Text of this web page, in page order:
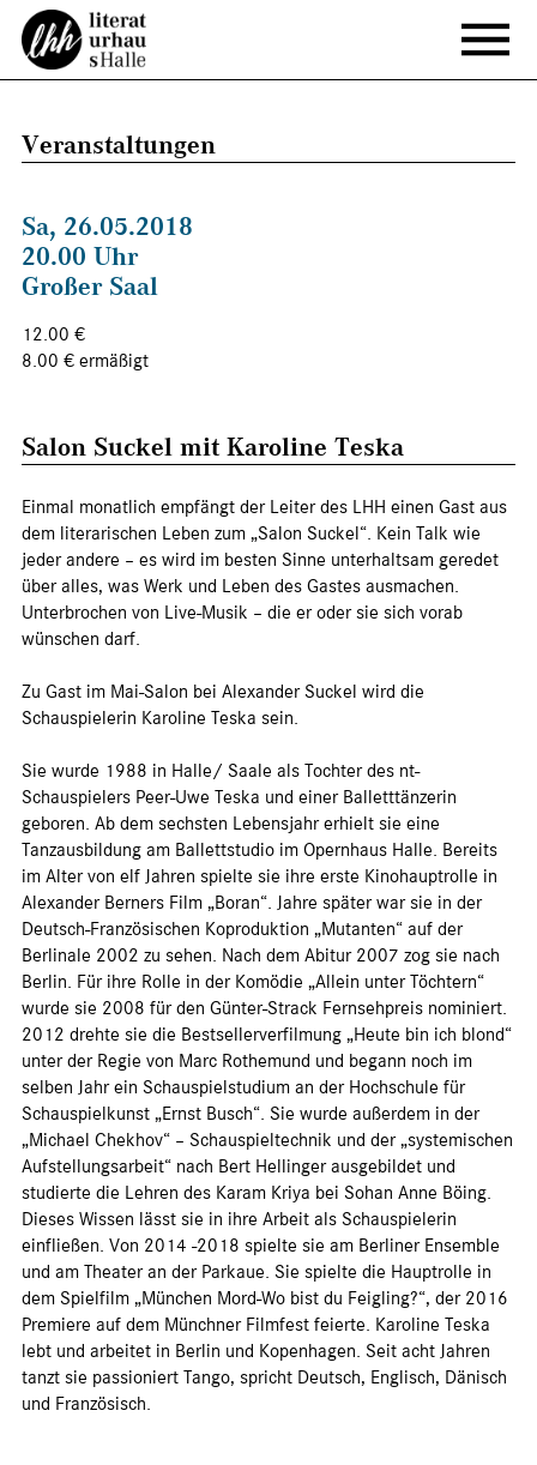
Veranstaltungen
Sa, 26.05.2018
20.00 Uhr
Großer Saal
12.00 €
8.00 € ermäßigt
Salon Suckel mit Karoline Teska
Einmal monatlich empfängt der Leiter des LHH einen Gast aus
dem literarischen Leben zum „Salon Suckel“. Kein Talk wie
jeder andere – es wird im besten Sinne unterhaltsam geredet
über alles, was Werk und Leben des Gastes ausmachen.
Unterbrochen von Live-Musik – die er oder sie sich vorab
wünschen darf.
Zu Gast im Mai-Salon bei Alexander Suckel wird die
Schauspielerin Karoline Teska sein.
Sie wurde 1988 in Halle/ Saale als Tochter des nt-
Schauspielers Peer-Uwe Teska und einer Balletttänzerin
geboren. Ab dem sechsten Lebensjahr erhielt sie eine
Tanzausbildung am Ballettstudio im Opernhaus Halle. Bereits
im Alter von elf Jahren spielte sie ihre erste Kinohauptrolle in
Alexander Berners Film „Boran“. Jahre später war sie in der
Deutsch-Französischen Koproduktion „Mutanten“ auf der
Berlinale 2002 zu sehen. Nach dem Abitur 2007 zog sie nach
Berlin. Für ihre Rolle in der Komödie „Allein unter Töchtern“
wurde sie 2008 für den Günter-Strack Fernsehpreis nominiert.
2012 drehte sie die Bestsellerverfilmung „Heute bin ich blond“
unter der Regie von Marc Rothemund und begann noch im
selben Jahr ein Schauspielstudium an der Hochschule für
Schauspielkunst „Ernst Busch“. Sie wurde außerdem in der
„Michael Chekhov“ – Schauspieltechnik und der „systemischen
Aufstellungsarbeit“ nach Bert Hellinger ausgebildet und
studierte die Lehren des Karam Kriya bei Sohan Anne Böing.
Dieses Wissen lässt sie in ihre Arbeit als Schauspielerin
einfließen. Von 2014 -2018 spielte sie am Berliner Ensemble
und am Theater an der Parkaue. Sie spielte die Hauptrolle in
dem Spielfilm „München Mord-Wo bist du Feigling?“, der 2016
Premiere auf dem Münchner Filmfest feierte. Karoline Teska
lebt und arbeitet in Berlin und Kopenhagen. Seit acht Jahren
tanzt sie passioniert Tango, spricht Deutsch, Englisch, Dänisch
und Französisch.